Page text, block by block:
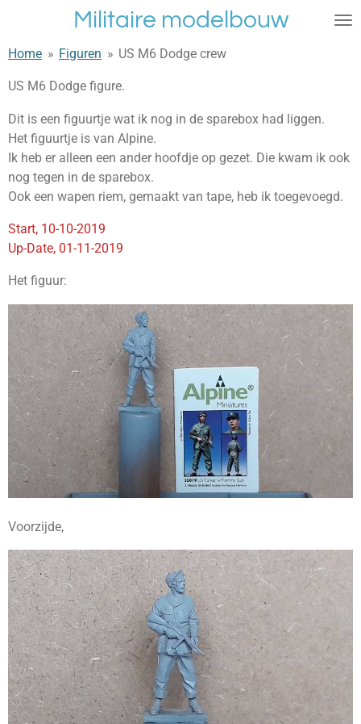
naar
hoofdinhoud
Militaire modelbouw
Home » Figuren » US M6 Dodge crew
US M6 Dodge figure.
Dit is een figuurtje wat ik nog in de sparebox had liggen.
Het figuurtje is van Alpine.
Ik heb er alleen een ander hoofdje op gezet. Die kwam ik ook
nog tegen in de sparebox.
Ook een wapen riem, gemaakt van tape, heb ik toegevoegd.
Start, 10-10-2019
Up-Date, 01-11-2019
Het figuur:
Voorzijde,